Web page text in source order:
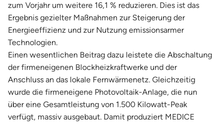
zum Vorjahr um weitere 16,1 % reduzieren. Dies ist das
Ergebnis gezielter Maßnahmen zur Steigerung der
Energieeffizienz und zur Nutzung emissionsarmer
Technologien.
Einen wesentlichen Beitrag dazu leistete die Abschaltung
der firmeneigenen Blockheizkraftwerke und der
Anschluss an das lokale Fernwärmenetz. Gleichzeitig
wurde die firmeneigene Photovoltaik-Anlage, die nun
über eine Gesamtleistung von 1.500 Kilowatt-Peak
verfügt, massiv ausgebaut. Damit produziert MEDICE